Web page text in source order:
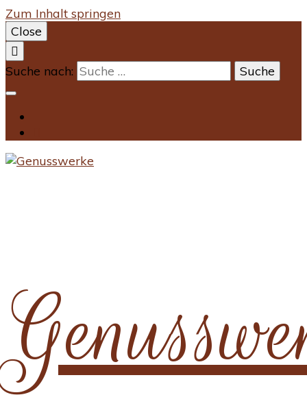
Zum Inhalt springen
Close
Suche nach: